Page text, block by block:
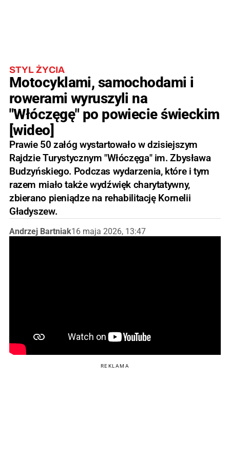
STYL ŻYCIA
Motocyklami, samochodami i
rowerami wyruszyli na
"Włóczęgę" po powiecie świeckim
[wideo]
Prawie 50 załóg wystartowało w dzisiejszym
Rajdzie Turystycznym "Włóczęga" im. Zbysława
Budzyńskiego. Podczas wydarzenia, które i tym
razem miało także wydźwięk charytatywny,
zbierano pieniądze na rehabilitację Kornelii
Gładyszew.
Andrzej Bartniak16 maja 2026, 13:47
REKLAMA